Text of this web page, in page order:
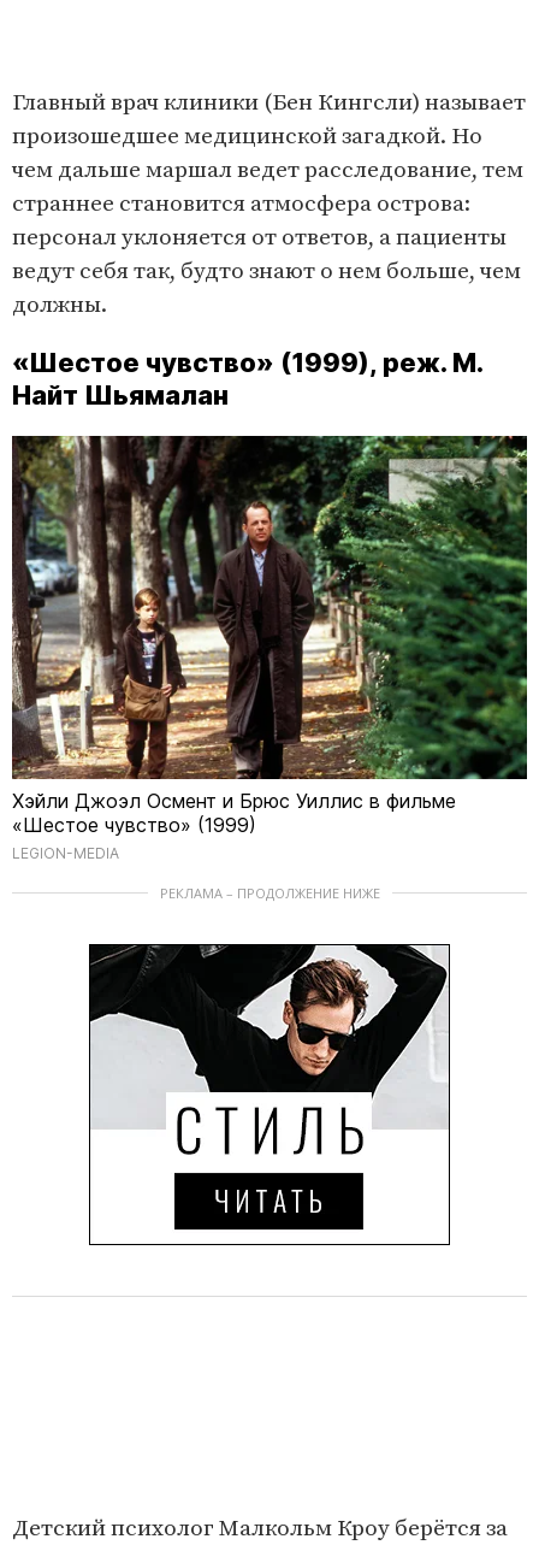
Главный врач клиники (Бен Кингсли) называет
произошедшее медицинской загадкой. Но
чем дальше маршал ведет расследование, тем
страннее становится атмосфера острова:
персонал уклоняется от ответов, а пациенты
ведут себя так, будто знают о нем больше, чем
должны.
«Шестое чувство» (1999), реж. М.
Найт Шьямалан
Хэйли Джоэл Осмент и Брюс Уиллис в фильме
«Шестое чувство» (1999)
LEGION-MEDIA
РЕКЛАМА – ПРОДОЛЖЕНИЕ НИЖЕ
Детский психолог Малкольм Кроу берётся за